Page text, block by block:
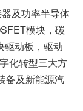
及功率半导体
模块，碳
驱动板，驱动
化转型三大方
备及新能源汽